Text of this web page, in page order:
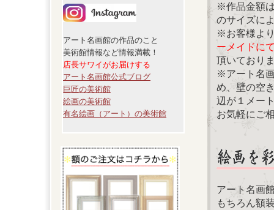
アート名画館の作品のこと
美術館情報など情報満載！
店長サワイがお届けする
アート名画館公式ブログ
巨匠の美術館
絵画の美術館
有名絵画（アート）の美術館
※作品金額
のサイズに
※お客様よ
ーメイドに
頂いており
※アート名
め、壁の空
辺が１メー
お気軽にご
アート名画
もちろん額